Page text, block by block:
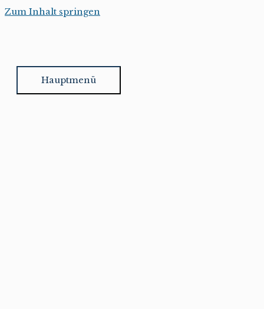
Zum Inhalt springen
Hauptmenü